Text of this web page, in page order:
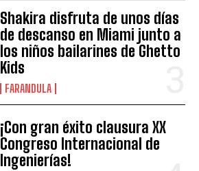
Shakira disfruta de unos días
de descanso en Miami junto a
los niños bailarines de Ghetto
Kids
FARANDULA
¡Con gran éxito clausura XX
Congreso Internacional de
Ingenierías!